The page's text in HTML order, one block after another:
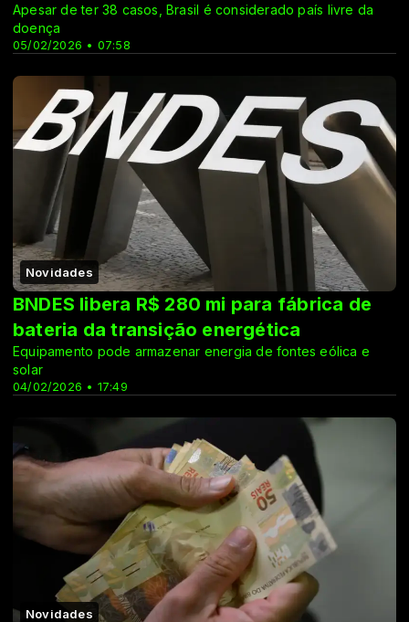
05/02/2026 • 07:58
Apesar de ter 38 casos, Brasil é considerado país livre da
doença
Novidades
04/02/2026 • 17:49
BNDES libera R$ 280 mi para fábrica de
bateria da transição energética
Equipamento pode armazenar energia de fontes eólica e
solar
Novidades